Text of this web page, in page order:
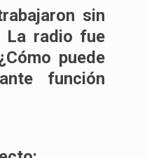
sin
La radio fue
puede
función